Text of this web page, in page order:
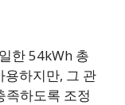
한 54kWh 총
하지만, 그 관
족하도록 조정